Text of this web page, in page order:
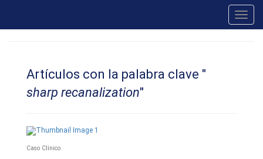
Artículos con la palabra clave "
sharp recanalization"
Caso Clínico